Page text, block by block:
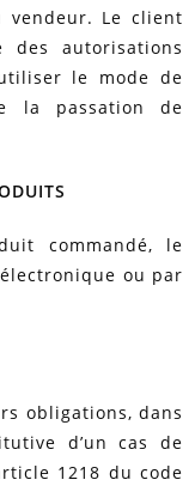
Le client
des autorisations
le mode de
la passation de
commandé, le
ou par
obligations, dans
d’un cas de
1218 du code